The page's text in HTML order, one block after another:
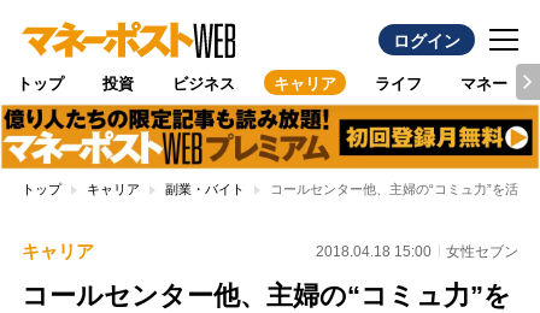
ログイン
トップ 投資 ビジネス キャリア ライフ マネー
トップ キャリア 副業・バイト コールセンター他、主婦の“コミュ力”を活か
キャリア 2018.04.18 15:00 女性セブン
コールセンター他、主婦の“コミュ力”を